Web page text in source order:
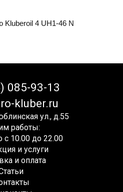
Kluberoil 4 UH1-46 N
085-93-13
kluber.ru
ул., д.55
работы:
с 10.00 до 22.00
и услуги
и оплата